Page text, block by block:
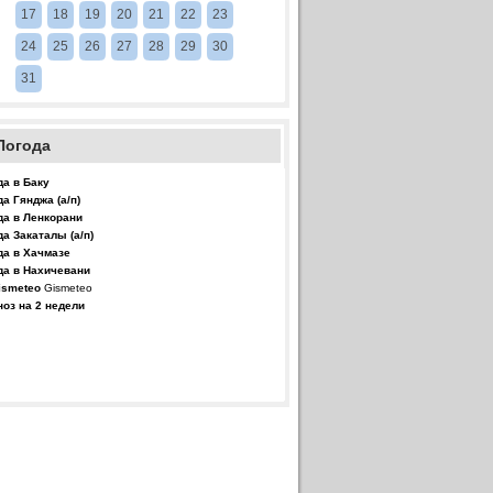
17 18 19 20 21 22 23
24 25 26 27 28 29 30
31
в Баку
Гянджа (а/п)
в Ленкорани
Закаталы (а/п)
в Хачмазе
в Нахичевани
Gismeteo
на 2 недели